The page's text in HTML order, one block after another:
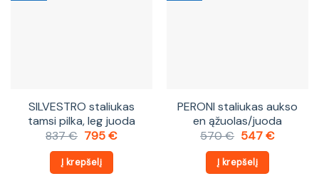
SILVESTRO staliukas
tamsi pilka, leg juoda
837€ Original
was:
837 €.
795€Current
Į krepšelį
PERONI staliukas aukso
en ąžuolas/juoda
570€ Original
was:
570 €.
547€Current
Į krepšelį